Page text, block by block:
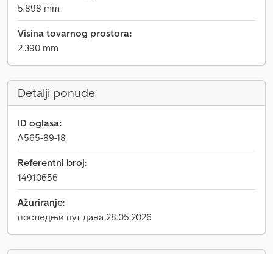
5.898 mm
Visina tovarnog prostora:
2.390 mm
Detalji ponude
ID oglasa:
A565-89-18
Referentni broj:
14910656
Ažuriranje:
последњи пут дана 28.05.2026